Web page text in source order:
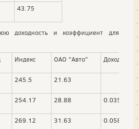
43.75
доходность и коэффициент для
Индекс ОАО "Авто" Доходность
245.5 21.63
254.17 28.88 0.0353
269.12 31.63 0.0588